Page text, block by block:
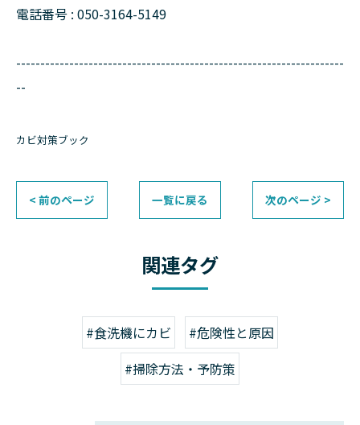
電話番号 : 050-3164-5149
--------------------------------------------------------------------
--
カビ対策ブック
< 前のページ 一覧に戻る 次のページ >
関連タグ
#食洗機にカビ
#危険性と原因
#掃除方法・予防策